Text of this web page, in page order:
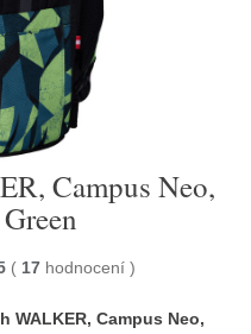
Campus Neo,
( 17 hodnocení )
WALKER, Campus Neo,